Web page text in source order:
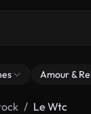
Amour &
Le Wtc